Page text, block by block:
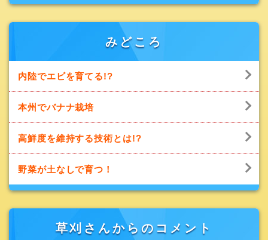
みどころ
内陸でエビを育てる!?
本州でバナナ栽培
高鮮度を維持する技術とは!?
野菜が土なしで育つ！
草刈さんからのコメント